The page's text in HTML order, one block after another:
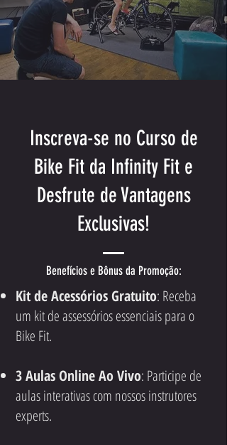
Inscreva-se no Curso de
Bike Fit da Infinity Fit e
Desfrute de Vantagens
Exclusivas!
Benefícios e Bônus da Promoção:
Kit de Acessórios Gratuito: Receba
um kit de assessórios essenciais para o
Bike Fit.
3 Aulas Online Ao Vivo: Participe de
aulas interativas com nossos instrutores
experts.